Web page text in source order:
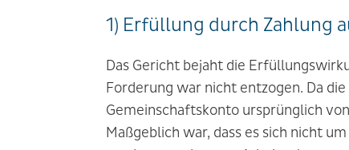
1) Erfüllung durch Zahlung
Das Gericht bejaht die
Forderung war nicht entzogen. Da
Gemeinschaftskonto ursprünglich
Maßgeblich war, dass es sich nicht